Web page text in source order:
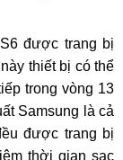
được trang bị
thiết bị có thể
trong vòng 13
Samsung là cả
được trang bị
thời gian sạc